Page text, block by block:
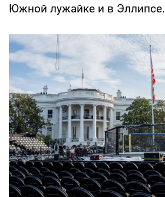
Южной лужайке и в Эллипсе.